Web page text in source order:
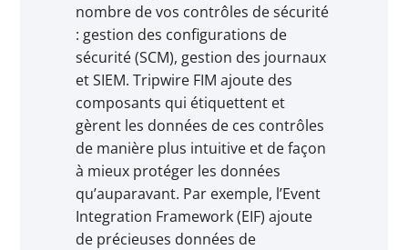
nombre de vos contrôles de sécurité
: gestion des configurations de
sécurité (SCM), gestion des journaux
et SIEM. Tripwire FIM ajoute des
composants qui étiquettent et
gèrent les données de ces contrôles
de manière plus intuitive et de façon
à mieux protéger les données
qu’auparavant. Par exemple, l’Event
Integration Framework (EIF) ajoute
de précieuses données de